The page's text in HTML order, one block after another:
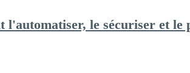
l'automatiser, le sécuriser et le